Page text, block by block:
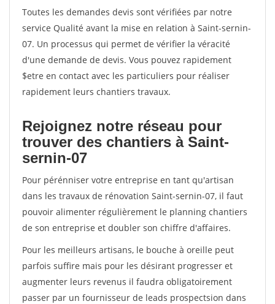
Toutes les demandes devis sont vérifiées par notre
service Qualité avant la mise en relation à Saint-sernin-
07. Un processus qui permet de vérifier la véracité
d'une demande de devis. Vous pouvez rapidement
$etre en contact avec les particuliers pour réaliser
rapidement leurs chantiers travaux.
Rejoignez notre réseau pour
trouver des chantiers à Saint-
sernin-07
Pour pérénniser votre entreprise en tant qu'artisan
dans les travaux de rénovation Saint-sernin-07, il faut
pouvoir alimenter régulièrement le planning chantiers
de son entreprise et doubler son chiffre d'affaires.
Pour les meilleurs artisans, le bouche à oreille peut
parfois suffire mais pour les désirant progresser et
augmenter leurs revenus il faudra obligatoirement
passer par un fournisseur de leads prospectsion dans